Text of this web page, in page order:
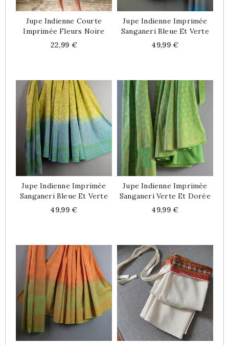
Jupe Indienne Courte
Imprimée Fleurs Noire
Price
22,99 €
Jupe Indienne Imprimée
Sanganeri Bleue Et Verte
Price
49,99 €
Jupe Indienne Imprimée
Sanganeri Bleue Et Verte
Price
49,99 €
Jupe Indienne Imprimée
Sanganeri Verte Et Dorée
Price
49,99 €